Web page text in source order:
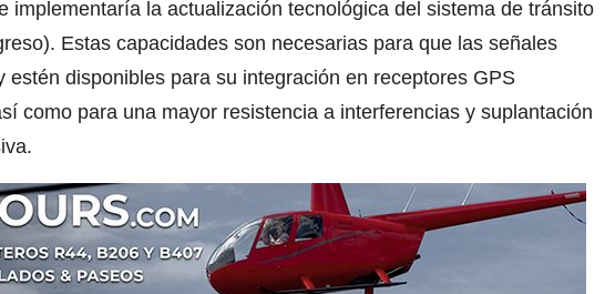
implementaría la actualización tecnológica del sistema de tránsito
Estas capacidades son necesarias para que las señales
estén disponibles para su integración en receptores GPS
como para una mayor resistencia a interferencias y suplantación